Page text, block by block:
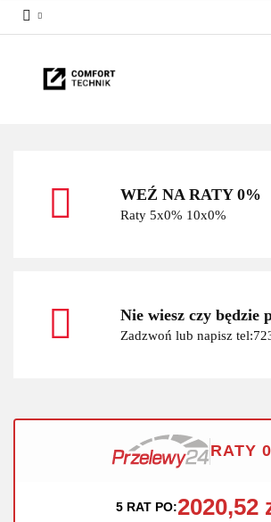
WEŹ NA RATY 0%
Raty 5x0% 10x0%
Nie wiesz czy będzie
Zadzwoń lub napisz
RATY
5 RAT PO:2020,52